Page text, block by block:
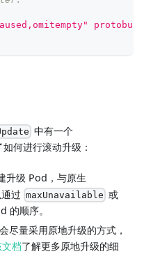
中有一个
何进行滚动升级：
升级 Pod，与原生
过 maxUnavailable 或
的顺序。
尽量采用原地升级的方式，
档了解更多原地升级的细